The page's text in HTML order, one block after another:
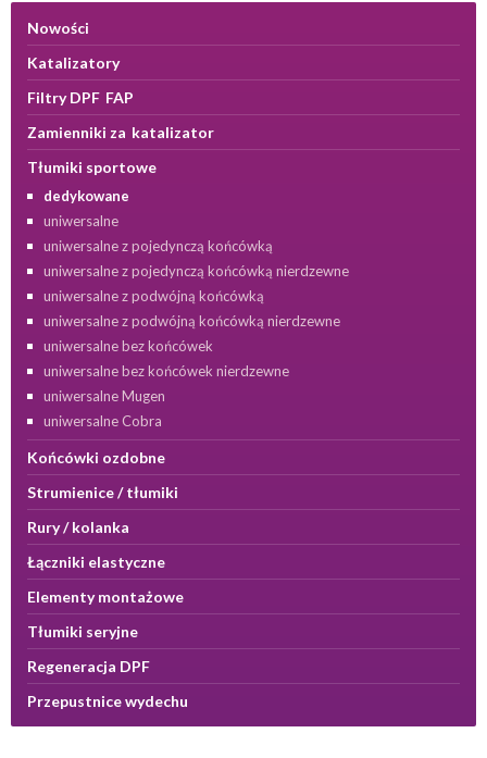
Nowości
Katalizatory
Filtry DPF FAP
Zamienniki za katalizator
Tłumiki sportowe
dedykowane
uniwersalne
uniwersalne z pojedynczą końcówką
uniwersalne z pojedynczą końcówką nierdzewne
uniwersalne z podwójną końcówką
uniwersalne z podwójną końcówką nierdzewne
uniwersalne bez końcówek
uniwersalne bez końcówek nierdzewne
uniwersalne Mugen
uniwersalne Cobra
Końcówki ozdobne
Strumienice / tłumiki
Rury / kolanka
Łączniki elastyczne
Elementy montażowe
Tłumiki seryjne
Regeneracja DPF
Przepustnice wydechu